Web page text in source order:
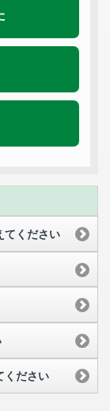
てください
ください